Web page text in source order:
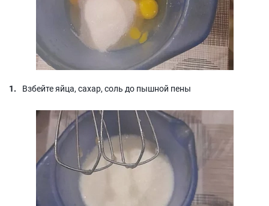
Взбейте яйца, сахар, соль до пышной пены